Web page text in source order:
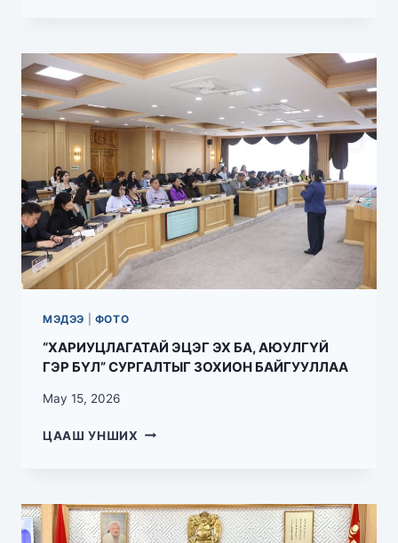
МЭДЭЭ ФОТО
“ХАРИУЦЛАГАТАЙ ЭЦЭГ ЭХ БА, АЮУЛГҮЙ
ГЭР БҮЛ” СУРГАЛТЫГ ЗОХИОН БАЙГУУЛЛАА
May 15, 2026
ЦААШ УНШИХ